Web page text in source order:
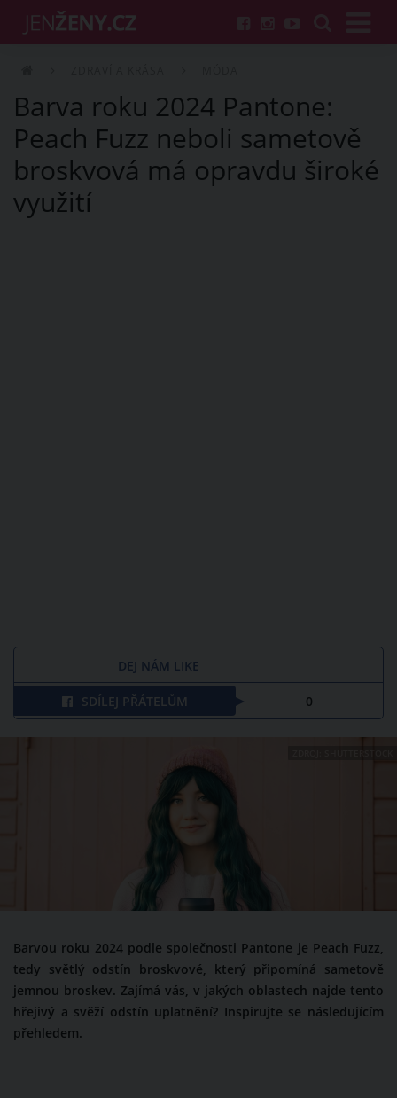
Barva roku 2024 Pantone:
Peach Fuzz neboli sametově
broskvová má opravdu široké
využití
DEJ NÁM LIKE
SDÍLEJ PŘÁTELŮM 0
Barvou roku 2024 podle společnosti Pantone je Peach Fuzz,
tedy světlý odstín broskvové, který připomíná sametově
jemnou broskev. Zajímá vás, v jakých oblastech najde tento
hřejivý a svěží odstín uplatnění? Inspirujte se následujícím
přehledem.